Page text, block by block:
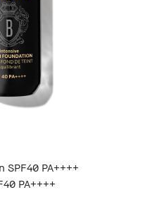
PA++++
PA++++